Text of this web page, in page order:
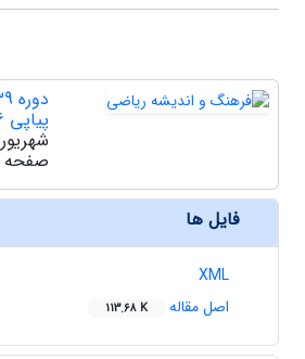
پیاپی 66
شهریور 1399
صفحه
فایل ها
XML
اصل مقاله
113.68 K